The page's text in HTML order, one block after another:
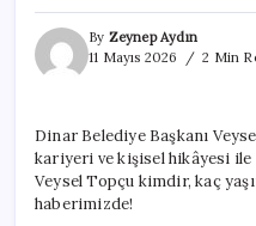
By Zeynep Aydın
11 Mayıs 2026
2 Min
Dinar Belediye Başkanı
kariyeri ve kişisel hikâyesi
Veysel Topçu kimdir, kaç
haberimizde!